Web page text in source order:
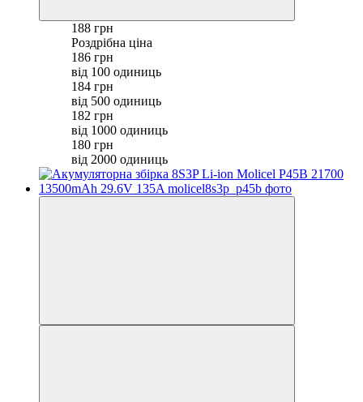
188 грн
Роздрібна ціна
186 грн
від 100 одиниць
184 грн
від 500 одиниць
182 грн
від 1000 одиниць
180 грн
від 2000 одиниць